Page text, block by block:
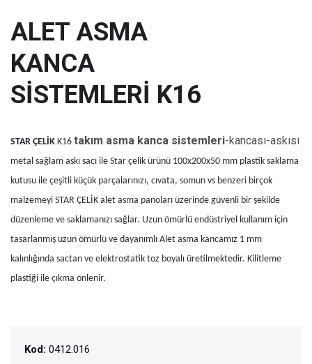
ALET ASMA
KANCA
SİSTEMLERİ K16
STAR ÇELİK K16 takım asma kanca sistemleri-kancası-askısı
metal sağlam askı sacı ile Star çelik ürünü 100x200x50 mm plastik saklama
kutusu ile çeşitli küçük parçalarınızı, cıvata, somun vs benzeri birçok
malzemeyi STAR ÇELİK alet asma panoları üzerinde güvenli bir şekilde
düzenleme ve saklamanızı sağlar. Uzun ömürlü endüstriyel kullanım için
tasarlanmış uzun ömürlü ve dayanımlı Alet asma kancamız 1 mm
kalınlığında sactan ve elektrostatik toz boyalı üretilmektedir. Kilitleme
plastiği ile çıkma önlenir.
Kod: 0412.016